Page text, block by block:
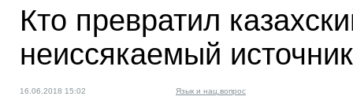
Кто превратил
неиссякаемый
16.06.2018 15:02 Язык и нац.вопрос